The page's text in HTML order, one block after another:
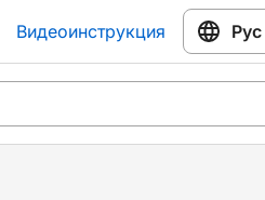
Видеоинструкция